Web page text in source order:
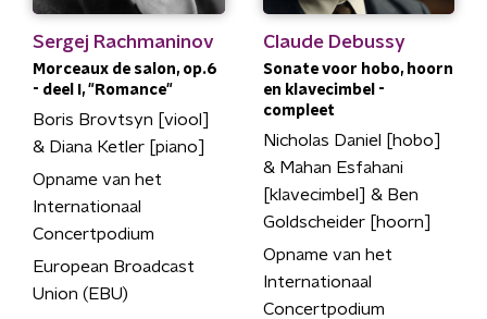
Sergej Rachmaninov
Morceaux de salon, op.6
- deel I, "Romance"
Boris Brovtsyn [viool]
& Diana Ketler [piano]
Opname van het
Internationaal
Concertpodium
European Broadcast
Union (EBU)
Claude Debussy
Sonate voor hobo, hoorn
en klavecimbel -
compleet
Nicholas Daniel [hobo]
& Mahan Esfahani
[klavecimbel] & Ben
Goldscheider [hoorn]
Opname van het
Internationaal
Concertpodium